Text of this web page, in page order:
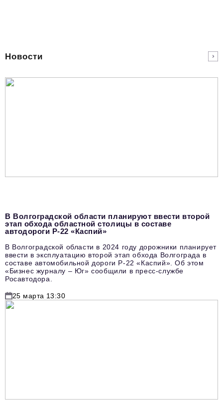
Новости
В Волгоградской области планируют ввести второй
этап обхода областной столицы в составе
автодороги Р-22 «Каспий»
В Волгоградской области в 2024 году дорожники планирует
ввести в эксплуатацию второй этап обхода Волгограда в
составе автомобильной дороги Р-22 «Каспий». Об этом
«Бизнес журналу – Юг» сообщили в пресс-службе
Росавтодора.
25 марта 13:30